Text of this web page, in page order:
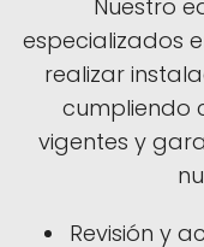
Nuestro
especializados
realizar
cumpliendo
vigentes y
Revisión y